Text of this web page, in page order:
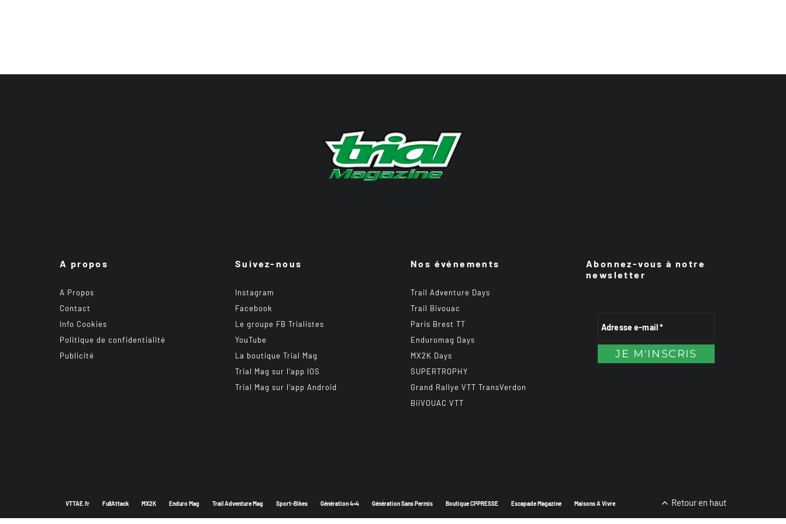
A propos
A Propos
Contact
Info Cookies
Politique de confidentialité
Publicité
Suivez-nous
Instagram
Facebook
Le groupe FB Trialistes
YouTube
La boutique Trial Mag
Trial Mag sur l’app IOS
Trial Mag sur l’app Android
Nos événements
Trail Adventure Days
Trail Bivouac
Paris Brest TT
Enduromag Days
MX2K Days
SUPERTROPHY
Grand Rallye VTT TransVerdon
BiiVOUAC VTT
Abonnez-vous à notre
newsletter
VTTAE.fr FullAttack MX2K Enduro Mag Trail Adventure Mag Sport-Bikes Génération 4×4 Génération Sans Permis Boutique CPPRESSE Escapade Magazine Maisons A Vivre Retour en haut